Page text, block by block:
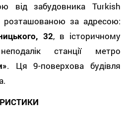
від забудовника Turkish
розташованою за адресою:
32, в історичному
станції метро
. Ця 9-поверхова будівля